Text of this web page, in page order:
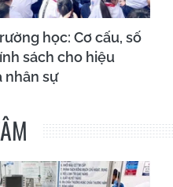
học: Cơ cấu, số
sách cho hiệu
nhân sự